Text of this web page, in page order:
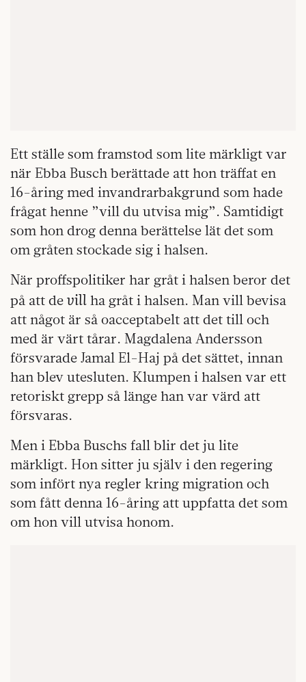
Ett ställe som framstod som lite märkligt var
när Ebba Busch berättade att hon träffat en
16-åring med invandrarbakgrund som hade
frågat henne ”vill du utvisa mig”. Samtidigt
som hon drog denna berättelse lät det som
om gråten stockade sig i halsen.
När proffspolitiker har gråt i halsen beror det
på att de vill ha gråt i halsen. Man vill bevisa
att något är så oacceptabelt att det till och
med är värt tårar. Magdalena Andersson
försvarade Jamal El-Haj på det sättet, innan
han blev utesluten. Klumpen i halsen var ett
retoriskt grepp så länge han var värd att
försvaras.
Men i Ebba Buschs fall blir det ju lite
märkligt. Hon sitter ju själv i den regering
som infört nya regler kring migration och
som fått denna 16-åring att uppfatta det som
om hon vill utvisa honom.